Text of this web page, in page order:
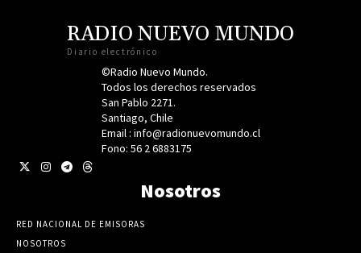
RADIO NUEVO MUNDO
Diario electrónico
©Radio Nuevo Mundo.
Todos los derechos reservados
San Pablo 2271.
Santiago, Chile
Email : info@radionuevomundo.cl
Fono: 56 2 6883175
Nosotros
RED NACIONAL DE EMISORAS
NOSOTROS